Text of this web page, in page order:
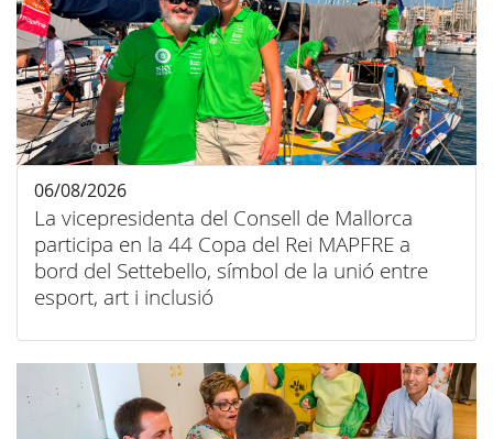
La vicepresidenta del Consell de Mallorca
participa en la 44 Copa del Rei MAPFRE a
bord del Settebello, símbol de la unió entre
esport, art i inclusió
06/08/2026